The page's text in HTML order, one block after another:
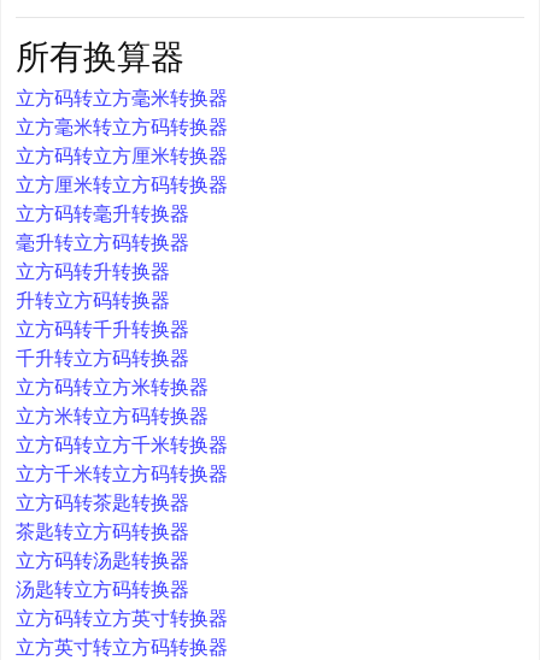
所有换算器
立方码转立方毫米转换器
立方毫米转立方码转换器
立方码转立方厘米转换器
立方厘米转立方码转换器
立方码转毫升转换器
毫升转立方码转换器
立方码转升转换器
升转立方码转换器
立方码转千升转换器
千升转立方码转换器
立方码转立方米转换器
立方米转立方码转换器
立方码转立方千米转换器
立方千米转立方码转换器
立方码转茶匙转换器
茶匙转立方码转换器
立方码转汤匙转换器
汤匙转立方码转换器
立方码转立方英寸转换器
立方英寸转立方码转换器